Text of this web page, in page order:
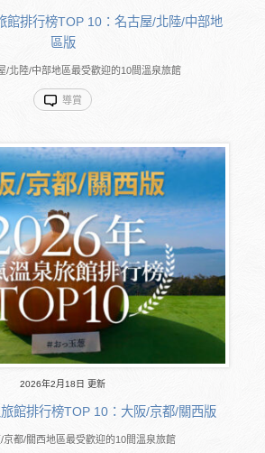
館排行榜TOP 10：名古屋/北陸/中部地
區版
/北陸/中部地區最受歡迎的10間溫泉旅館
導賞
2026年2月18日 更新
館排行榜TOP 10：大阪/京都/關西版
京都/關西地區最受歡迎的10間溫泉旅館